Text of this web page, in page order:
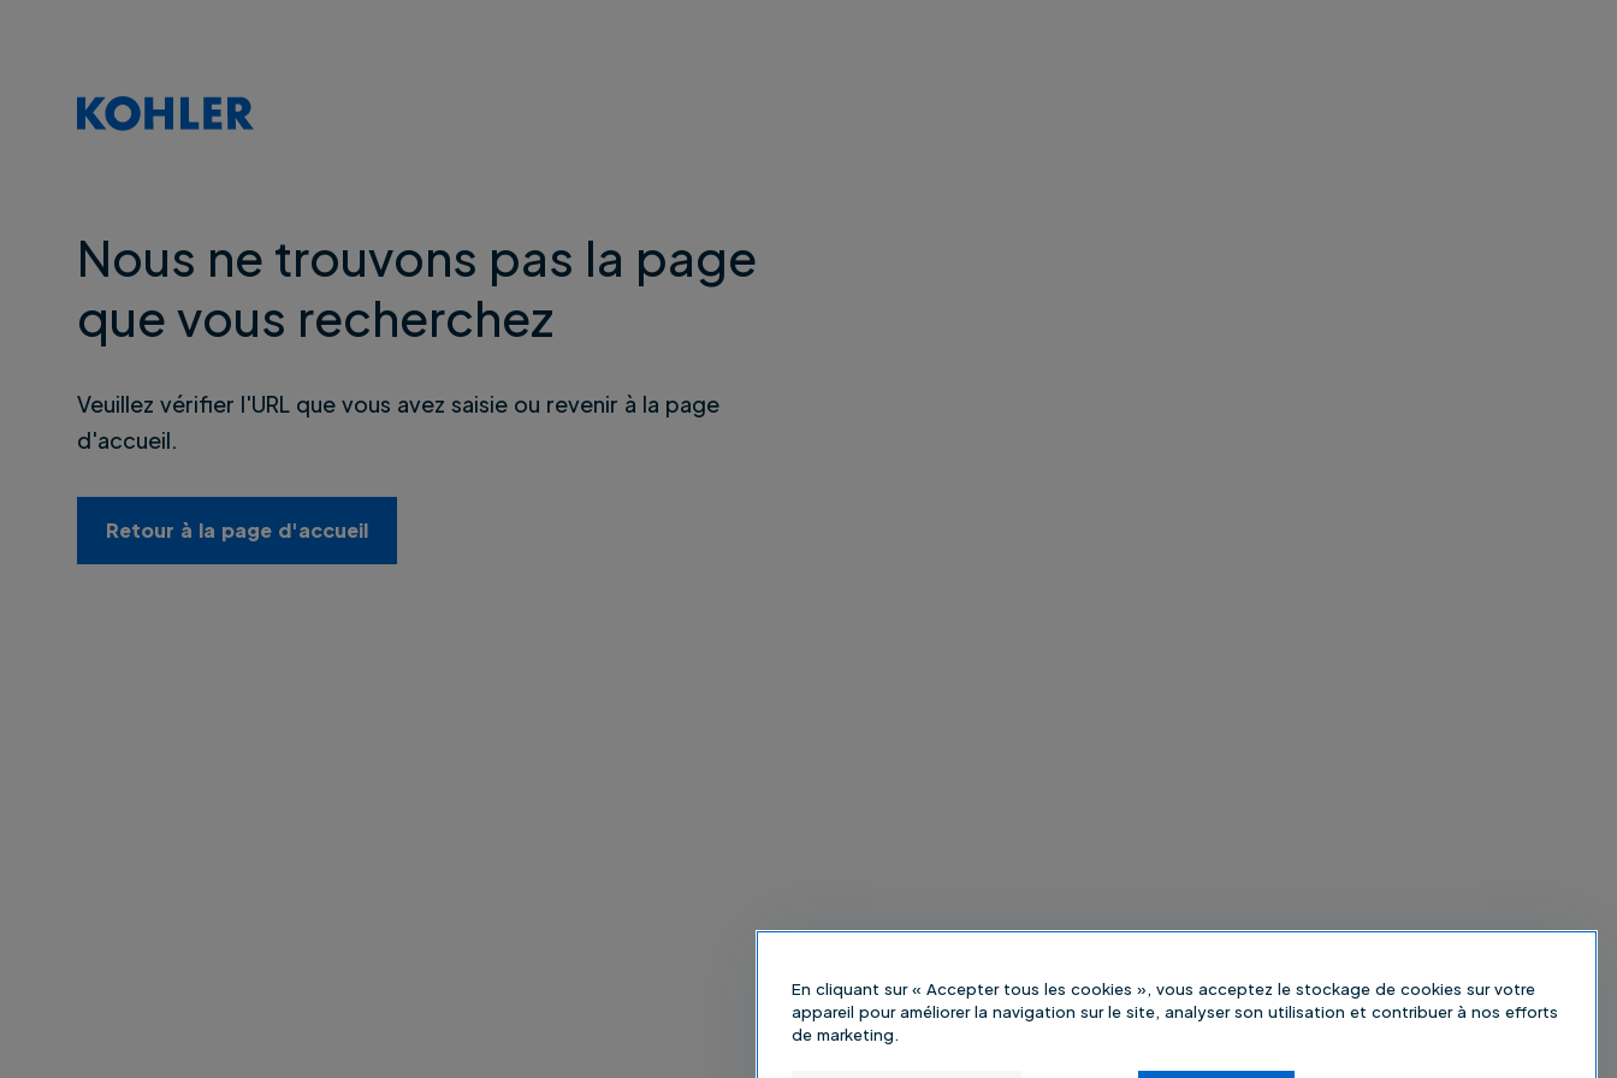
Nous ne trouvons pas la page
que vous recherchez
Veuillez vérifier l'URL que vous avez saisie ou revenir à la page
d'accueil.
Retour à la page d'accueil
En cliquant sur « Accepter tous les cookies », vous acceptez le stockage de cookies sur votre
appareil pour améliorer la navigation sur le site, analyser son utilisation et contribuer à nos efforts
de marketing.